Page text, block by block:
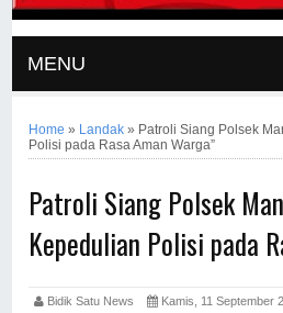
MENU
Home » Landak » Patroli Siang Polsek
Polisi pada Rasa Aman Warga”
Patroli Siang Polsek
Kepedulian Polisi pada
Bidik Satu News Kamis, 11 September